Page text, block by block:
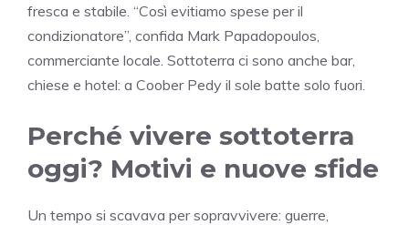
fresca e stabile. “Così evitiamo spese per il
condizionatore”, confida Mark Papadopoulos,
commerciante locale. Sottoterra ci sono anche bar,
chiese e hotel: a Coober Pedy il sole batte solo fuori.
Perché vivere sottoterra
oggi? Motivi e nuove sfide
Un tempo si scavava per sopravvivere: guerre,